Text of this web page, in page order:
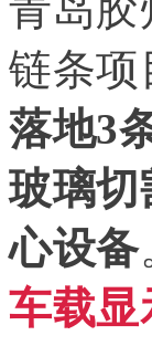
青岛胶
链条项
落地3
玻璃切
心设备
车载